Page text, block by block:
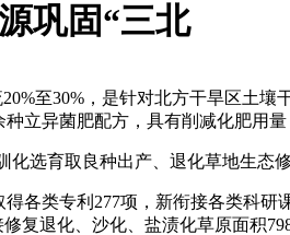
巩固“三北
至30%，是针对北方干旱区土壤
立异菌肥配方，具有削减化肥用
育取良种出产、退化草地生态
类专利277项，新衔接各类科研
复退化、沙化、盐渍化草原面积